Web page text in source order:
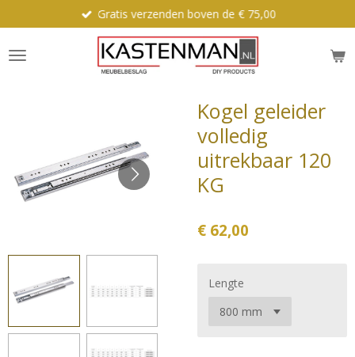
direct
naar
de
Gratis verzenden boven de € 75,00
Kogel geleider
volledig
uitrekbaar 120
KG
€ 62,00
Lengte